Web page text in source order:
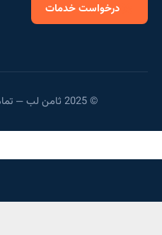
درخواست خدمات
© 2025 ثامن لب — تمام حقوق محفوظ است.